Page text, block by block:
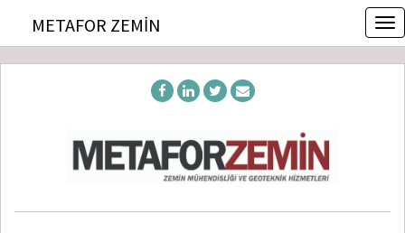
T
o
g
METAFOR ZEMIN